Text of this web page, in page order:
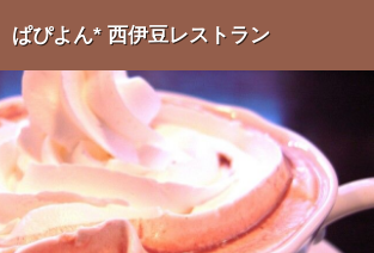
ぴよん* 西伊豆レストラン